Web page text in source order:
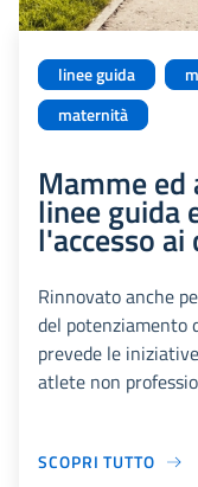
linee guida
maternità
Mamme
linee guida
l'accesso
Rinnovato anche
del potenziamento
prevede le
atlete non
SCOPRI TUTTO